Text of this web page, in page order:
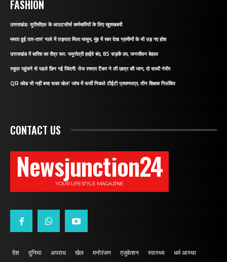
FASHION
उत्तराखंडः यूपीसीएल के आउटसोर्स कर्मचारियों के लिए खुशखबरी
ममता हुई तार-तार! नाले में तड़पता मिला मासूम, मुंह में रबर देख ग्रामीणों के भी उड़ गए होश
उत्तराखंड में बारिश का रौद्र रूप: यमुनोत्री हाईवे बंद, 85 सड़कें ठप, जनजीवन बेहाल
स्कूल पहुंचने से पहले छिन गई जिंदगी: तेज रफ्तार टैंकर ने ली छात्र की जान, दो साथी गंभीर
QR कोड भी नहीं बचा सका खेल! जांच में फर्जी निकले टीईटी प्रमाणपत्र, तीन शिक्षक निलंबित
CONTACT US
Newsjunction24
YOUR LIFESTYLE MAGAZINE
देश दुनिया अपराध खेल मनोरंजन एजुकेशन स्वास्थ्य धर्म आस्था